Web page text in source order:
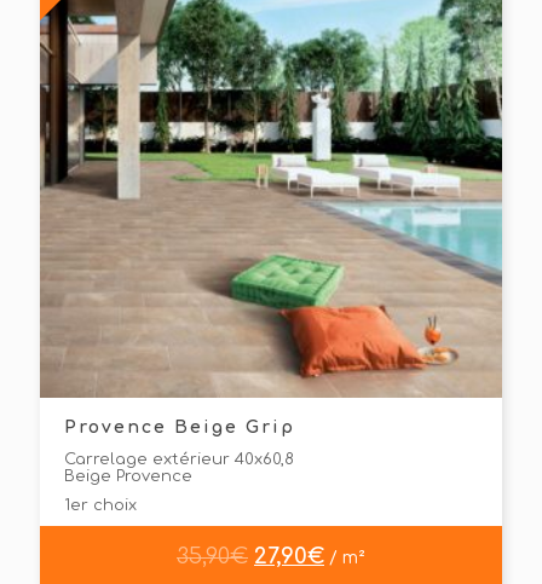
Provence Beige Grip
Carrelage extérieur 40x60,8
Beige Provence
1er choix
35,90€ 27,90€ / m²